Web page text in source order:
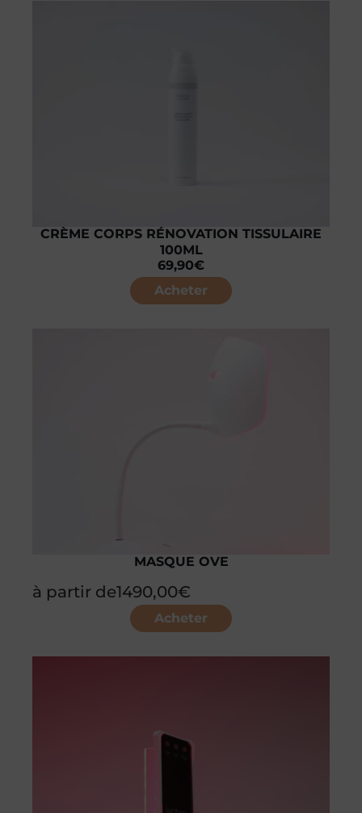
CRÈME CORPS RÉNOVATION TISSULAIRE
100ML
69,90€
Acheter
MASQUE OVE
à partir de1490,00€
Acheter